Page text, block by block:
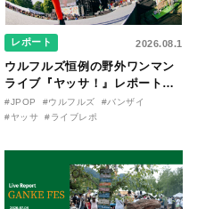
レポート 2026.08.1
ウルフルズ恒例の野外ワンマン
ライブ『ヤッサ！』レポート！
リリースから30年を迎えたアル
バム『バンザイ』完全再現に、
た日。
#JPOP #ウルフルズ
#バンザイ
#ヤッサ
#ライブレポ